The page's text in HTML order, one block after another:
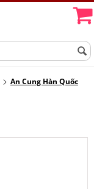
An Cung Hàn Quốc